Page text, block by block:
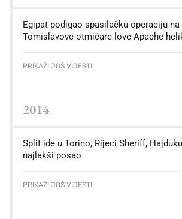
Egipat podigao spasilačku operaciju na
Tomislavove otmičare love Apache
PRIKAŽI JOŠ VIJESTI
2014
Split ide u Torino, Rijeci Sheriff,
najlakši posao
PRIKAŽI JOŠ VIJESTI